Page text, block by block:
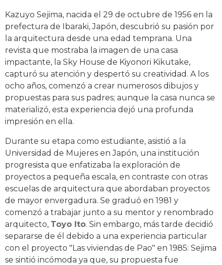
Kazuyo Sejima, nacida el 29 de octubre de 1956 en la
prefectura de Ibaraki, Japón, descubrió su pasión por
la arquitectura desde una edad temprana. Una
revista que mostraba la imagen de una casa
impactante, la Sky House de Kiyonori Kikutake,
capturó su atención y despertó su creatividad. A los
ocho años, comenzó a crear numerosos dibujos y
propuestas para sus padres; aunque la casa nunca se
materializó, esta experiencia dejó una profunda
impresión en ella.
Durante su etapa como estudiante, asistió a la
Universidad de Mujeres en Japón, una institución
progresista que enfatizaba la exploración de
proyectos a pequeña escala, en contraste con otras
escuelas de arquitectura que abordaban proyectos
de mayor envergadura. Se graduó en 1981 y
comenzó a trabajar junto a su mentor y renombrado
arquitecto, Toyo Ito. Sin embargo, más tarde decidió
separarse de él debido a una experiencia particular
con el proyecto "Las viviendas de Pao" en 1985: Sejima
se sintió incómoda ya que, su propuesta fue